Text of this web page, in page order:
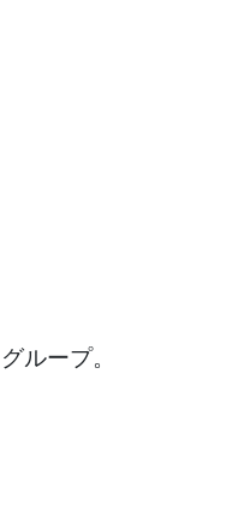
ループ。